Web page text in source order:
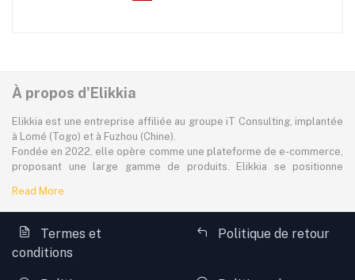
À propos d'Elikkia
Elikkia est une entreprise affiliée au groupe iT Consulting, implantée
à Lomé (Togo) et à Fuzhou (Chine).
Fondée en 2022, elle opère comme une plateforme de e-commerce,
proposant une large gamme de produits. Elikkia se positionne
offrant à la fois la possibilité d'acheter localement et directement
depuis la Chine.
La plateforme dessert à plus de 80% le marché africain
francophone, avec une attention particulière portée à l'accessibilité,
aux réalités locales et aux besoins spécifiques des consommateurs.
Read More
Termes et
conditions
Politique de retour